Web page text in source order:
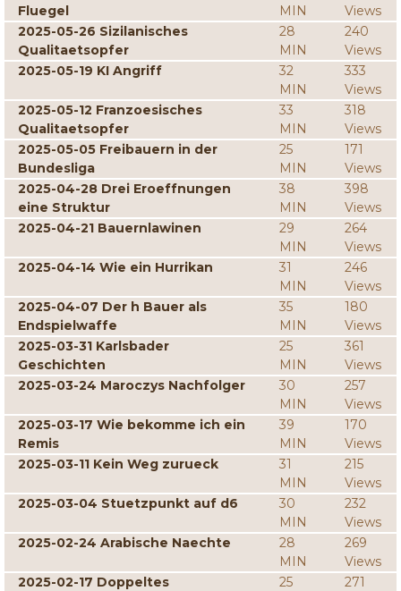
Fluegel
MIN
Views
2025-05-26 Sizilanisches
Qualitaetsopfer
28
MIN
240
Views
2025-05-19 KI Angriff
32
MIN
333
Views
2025-05-12 Franzoesisches
Qualitaetsopfer
33
MIN
318
Views
2025-05-05 Freibauern in der
Bundesliga
25
MIN
171
Views
2025-04-28 Drei Eroeffnungen
eine Struktur
38
MIN
398
Views
2025-04-21 Bauernlawinen
29
MIN
264
Views
2025-04-14 Wie ein Hurrikan
31
MIN
246
Views
2025-04-07 Der h Bauer als
Endspielwaffe
35
MIN
180
Views
2025-03-31 Karlsbader
Geschichten
25
MIN
361
Views
2025-03-24 Maroczys Nachfolger
30
MIN
257
Views
2025-03-17 Wie bekomme ich ein
Remis
39
MIN
170
Views
2025-03-11 Kein Weg zurueck
31
MIN
215
Views
2025-03-04 Stuetzpunkt auf d6
30
MIN
232
Views
2025-02-24 Arabische Naechte
28
MIN
269
Views
2025-02-17 Doppeltes
25
271